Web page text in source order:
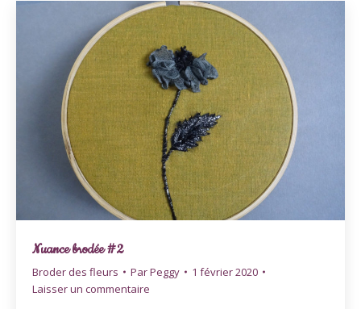
Nuance brodée #2
Broder des fleurs ParPeggy
1 février 2020
Laisser un commentaire